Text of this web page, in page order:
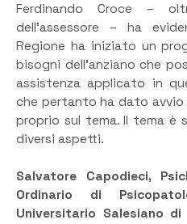
Ferdinando Croce –
dell’assessore – ha
Regione ha iniziato un
bisogni dell’anziano che
assistenza applicato in
che pertanto ha dato
proprio sul tema. Il tema
diversi aspetti.
Salvatore Capodieci,
Ordinario di
Universitario Salesiano